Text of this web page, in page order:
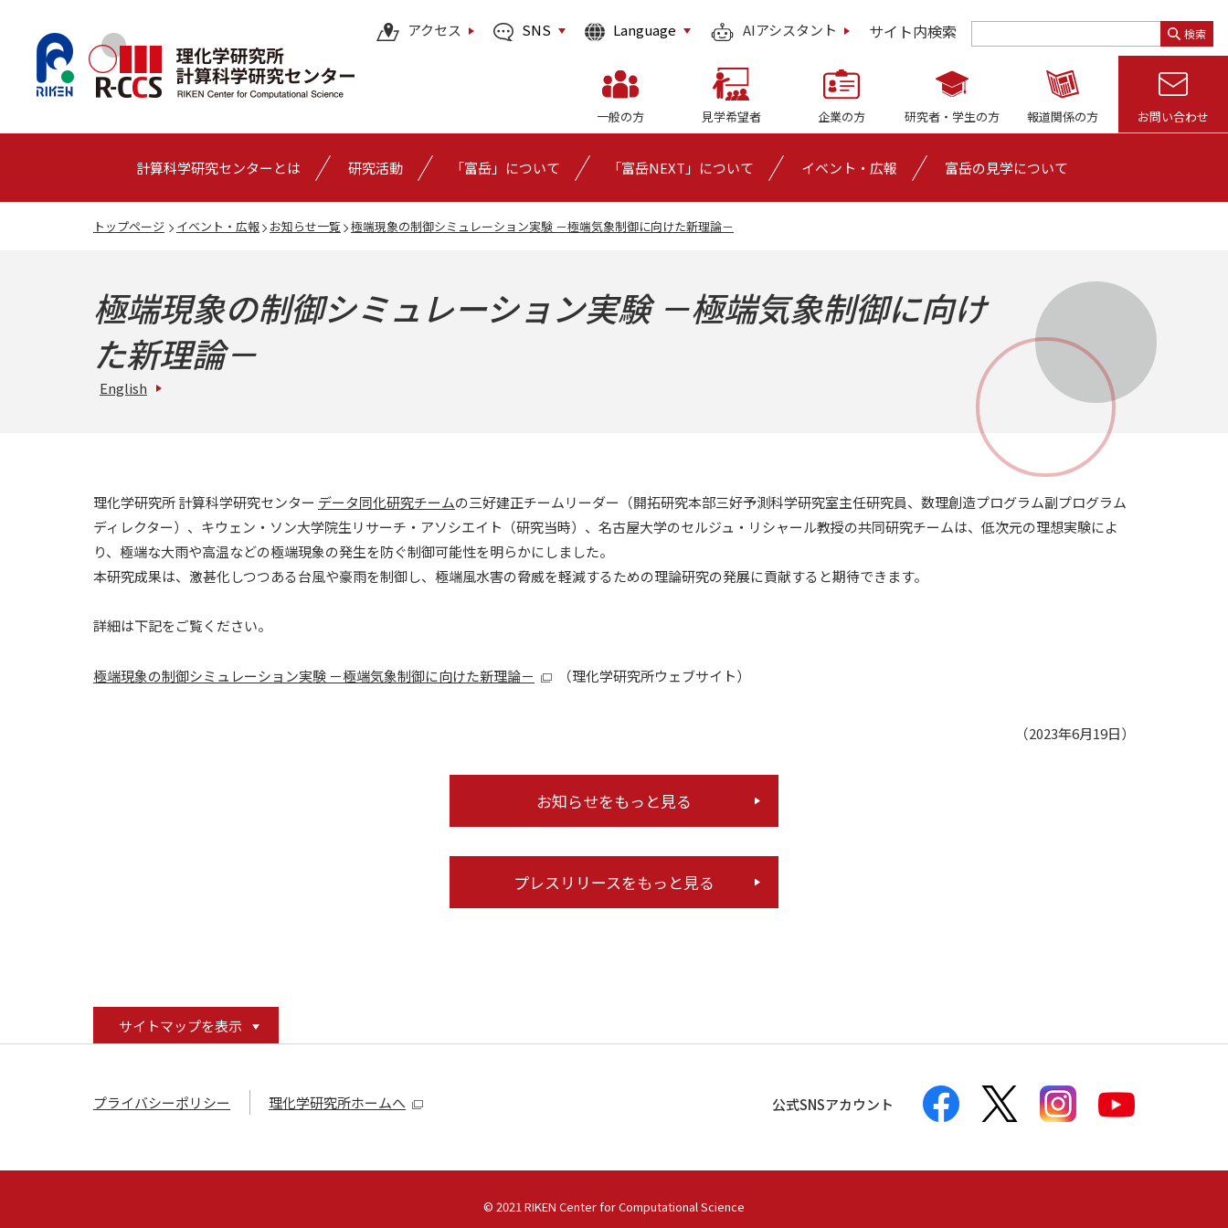
一般の方 見学希望者 企業の方 研究者・ 学生の方 報道関係の方 お問い合わせ
計算科学研究センターとは 研究活動 「富岳」について 「富岳NEXT」について イベント・広報 富岳の見学について
アクセス SNS Language AIアシスタント サイト内検索 検索
トップページ イベント・広報 お知らせ一覧 極端現象の制御シミュレーション実験 －極端気象制御に向けた新理論－
極端現象の制御シミュレーション実験 －極端気象制御に向け
た新理論－
English
理化学研究所 計算科学研究センター データ同化研究チームの三好建正チームリーダー（開拓研究本部三好予測科学研究室主任研究員、数理創造プログラム副プログラム
ディレクター）、キウェン・ソン大学院生リサーチ・アソシエイト（研究当時）、名古屋大学のセルジュ・リシャール教授の共同研究チームは、低次元の理想実験によ
り、極端な大雨や高温などの極端現象の発生を防ぐ制御可能性を明らかにしました。
本研究成果は、激甚化しつつある台風や豪雨を制御し、極端風水害の脅威を軽減するための理論研究の発展に貢献すると期待できます。
詳細は下記をご覧ください。
極端現象の制御シミュレーション実験 －極端気象制御に向けた新理論－ （理化学研究所ウェブサイト）
（2023年6月19日）
お知らせをもっと見る
プレスリリースをもっと見る
サイトマップを表示
プライバシーポリシー 理化学研究所ホームへ 公式SNSアカウント
© 2021 RIKEN Center for Computational Science